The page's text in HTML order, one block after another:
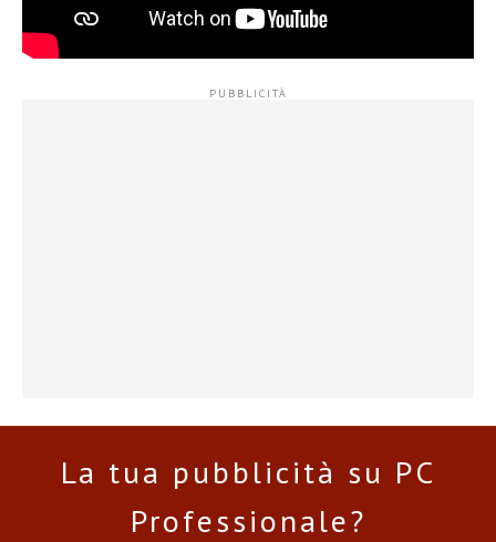
La tua pubblicità su PC
Professionale?